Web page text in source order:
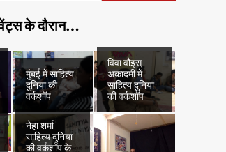
के दौरान…
मुंबई में साहित्य
दुनिया की
वर्कशॉप
विवा वौइस्
अकादमी में
साहित्य दुनिया
की वर्कशॉप
नेहा शर्मा
साहित्य दुनिया
की वर्कशॉप के